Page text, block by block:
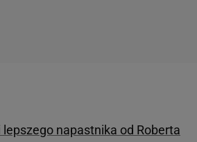
napastnika od Roberta